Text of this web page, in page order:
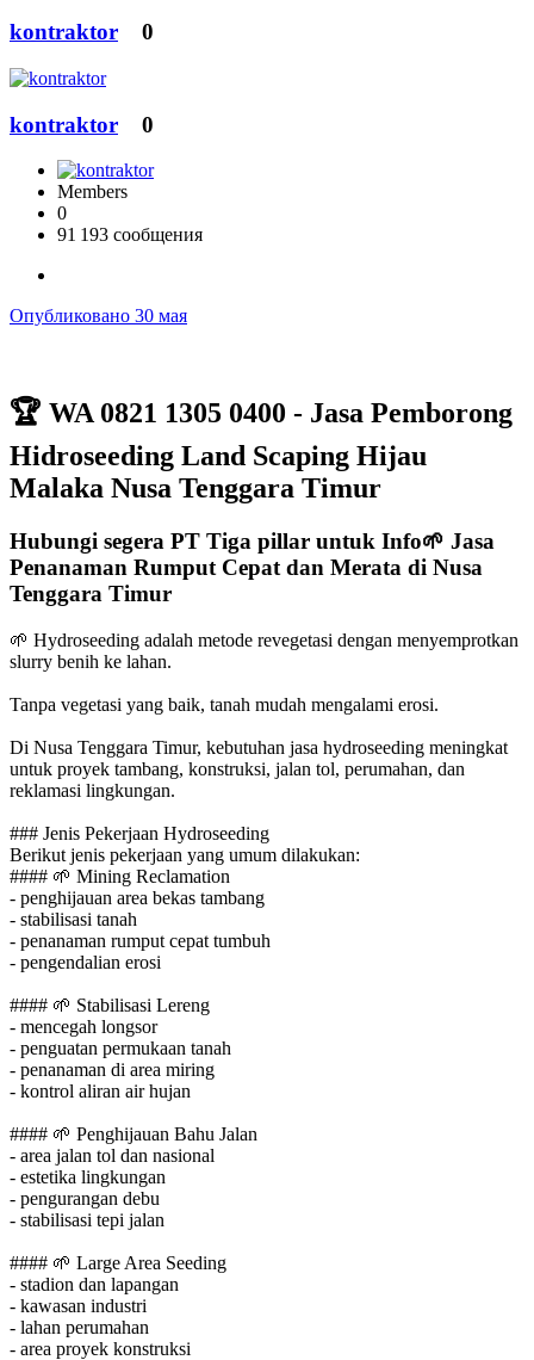
kontraktor 0
kontraktor 0
Members
0
91 193 сообщения
Опубликовано 30 мая
🏆 WA 0821 1305 0400 - Jasa Pemborong
Hidroseeding Land Scaping Hijau
Malaka Nusa Tenggara Timur
Hubungi segera PT Tiga pillar untuk Info🌱 Jasa
Penanaman Rumput Cepat dan Merata di Nusa
Tenggara Timur
🌱 Hydroseeding adalah metode revegetasi dengan menyemprotkan
slurry benih ke lahan.
Tanpa vegetasi yang baik, tanah mudah mengalami erosi.
Di Nusa Tenggara Timur, kebutuhan jasa hydroseeding meningkat
untuk proyek tambang, konstruksi, jalan tol, perumahan, dan
reklamasi lingkungan.
### Jenis Pekerjaan Hydroseeding
Berikut jenis pekerjaan yang umum dilakukan:
#### 🌱 Mining Reclamation
- penghijauan area bekas tambang
- stabilisasi tanah
- penanaman rumput cepat tumbuh
- pengendalian erosi
#### 🌱 Stabilisasi Lereng
- mencegah longsor
- penguatan permukaan tanah
- penanaman di area miring
- kontrol aliran air hujan
#### 🌱 Penghijauan Bahu Jalan
- area jalan tol dan nasional
- estetika lingkungan
- pengurangan debu
- stabilisasi tepi jalan
#### 🌱 Large Area Seeding
- stadion dan lapangan
- kawasan industri
- lahan perumahan
- area proyek konstruksi